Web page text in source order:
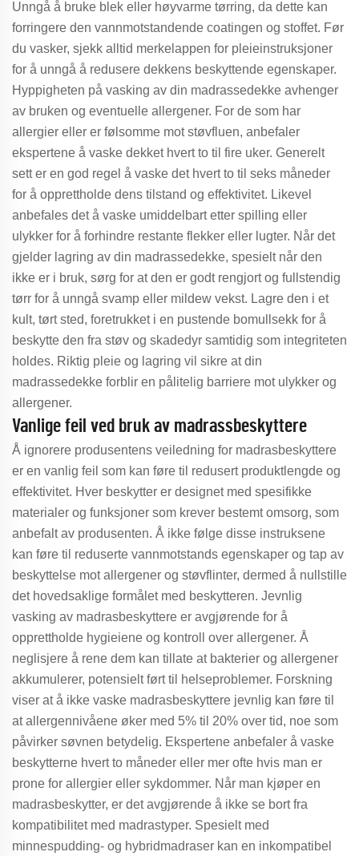
Unngå å bruke blek eller høyvarme tørring, da dette kan
forringere den vannmotstandende coatingen og stoffet. Før
du vasker, sjekk alltid merkelappen for pleieinstruksjoner
for å unngå å redusere dekkens beskyttende egenskaper.
Hyppigheten på vasking av din madrassedekke avhenger
av bruken og eventuelle allergener. For de som har
allergier eller er følsomme mot støvfluen, anbefaler
ekspertene å vaske dekket hvert to til fire uker. Generelt
sett er en god regel å vaske det hvert to til seks måneder
for å opprettholde dens tilstand og effektivitet. Likevel
anbefales det å vaske umiddelbart etter spilling eller
ulykker for å forhindre restante flekker eller lugter. Når det
gjelder lagring av din madrassedekke, spesielt når den
ikke er i bruk, sørg for at den er godt rengjort og fullstendig
tørr for å unngå svamp eller mildew vekst. Lagre den i et
kult, tørt sted, foretrukket i en pustende bomullsekk for å
beskytte den fra støv og skadedyr samtidig som integriteten
holdes. Riktig pleie og lagring vil sikre at din
madrassedekke forblir en pålitelig barriere mot ulykker og
allergener.
Vanlige feil ved bruk av madrassbeskyttere
Å ignorere produsentens veiledning for madrasbeskyttere
er en vanlig feil som kan føre til redusert produktlengde og
effektivitet. Hver beskytter er designet med spesifikke
materialer og funksjoner som krever bestemt omsorg, som
anbefalt av produsenten. Å ikke følge disse instruksene
kan føre til reduserte vannmotstands egenskaper og tap av
beskyttelse mot allergener og støvflinter, dermed å nullstille
det hovedsaklige formålet med beskytteren. Jevnlig
vasking av madrasbeskyttere er avgjørende for å
opprettholde hygieiene og kontroll over allergener. Å
neglisjere å rene dem kan tillate at bakterier og allergener
akkumulerer, potensielt ført til helseproblemer. Forskning
viser at å ikke vaske madrasbeskyttere jevnlig kan føre til
at allergennivåene øker med 5% til 20% over tid, noe som
påvirker søvnen betydelig. Ekspertene anbefaler å vaske
beskytterne hvert to måneder eller mer ofte hvis man er
prone for allergier eller sykdommer. Når man kjøper en
madrasbeskytter, er det avgjørende å ikke se bort fra
kompatibilitet med madrastyper. Spesielt med
minnespudding- og hybridmadraser kan en inkompatibel